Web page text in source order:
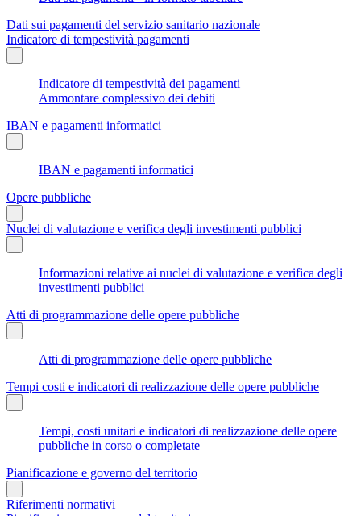
Dati sui pagamenti del servizio sanitario nazionale
Indicatore di tempestività pagamenti
Indicatore di tempestività dei pagamenti
Ammontare complessivo dei debiti
IBAN e pagamenti informatici
IBAN e pagamenti informatici
Opere pubbliche
Nuclei di valutazione e verifica degli investimenti pubblici
Informazioni relative ai nuclei di valutazione e verifica degli
investimenti pubblici
Atti di programmazione delle opere pubbliche
Atti di programmazione delle opere pubbliche
Tempi costi e indicatori di realizzazione delle opere pubbliche
Tempi, costi unitari e indicatori di realizzazione delle opere
pubbliche in corso o completate
Pianificazione e governo del territorio
Riferimenti normativi